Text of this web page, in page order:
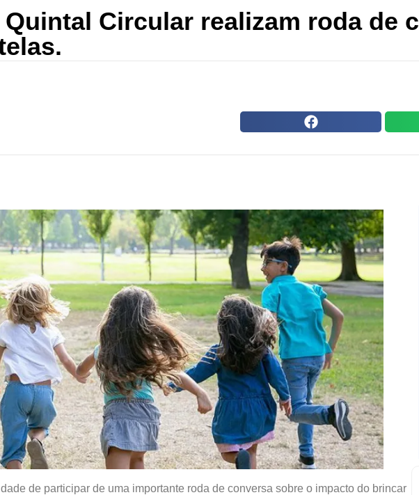
Circular realizam roda de
de participar de uma importante roda de conversa sobre o impacto do brincar